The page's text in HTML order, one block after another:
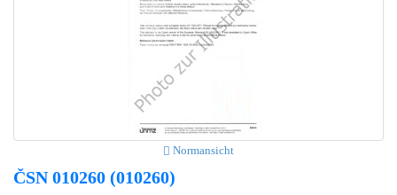
Normansicht
ČSN 010260 (010260)